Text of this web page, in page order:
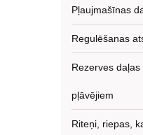
Pļaujmašīnas
Regulēšanas
Rezerves
pļāvējiem
Riteņi, riepas,